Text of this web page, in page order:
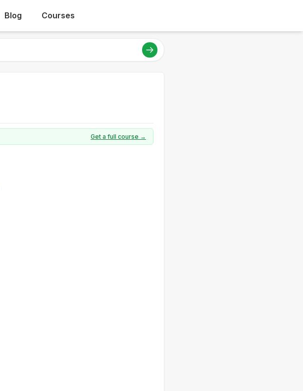
Blog Courses
Get a full course →